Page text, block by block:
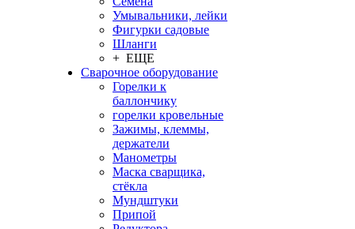
Умывальники, лейки
Фигурки садовые
Шланги
+ ЕЩЕ
Сварочное оборудование
Горелки к
баллончику
горелки кровельные
Зажимы, клеммы,
держатели
Манометры
Маска сварщика,
стёкла
Мундштуки
Припой